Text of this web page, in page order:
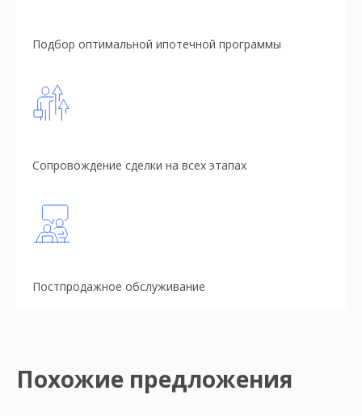
Подбор оптимальной ипотечной программы
Сопровождение сделки на всех этапах
Постпродажное обслуживание
Похожие предложения